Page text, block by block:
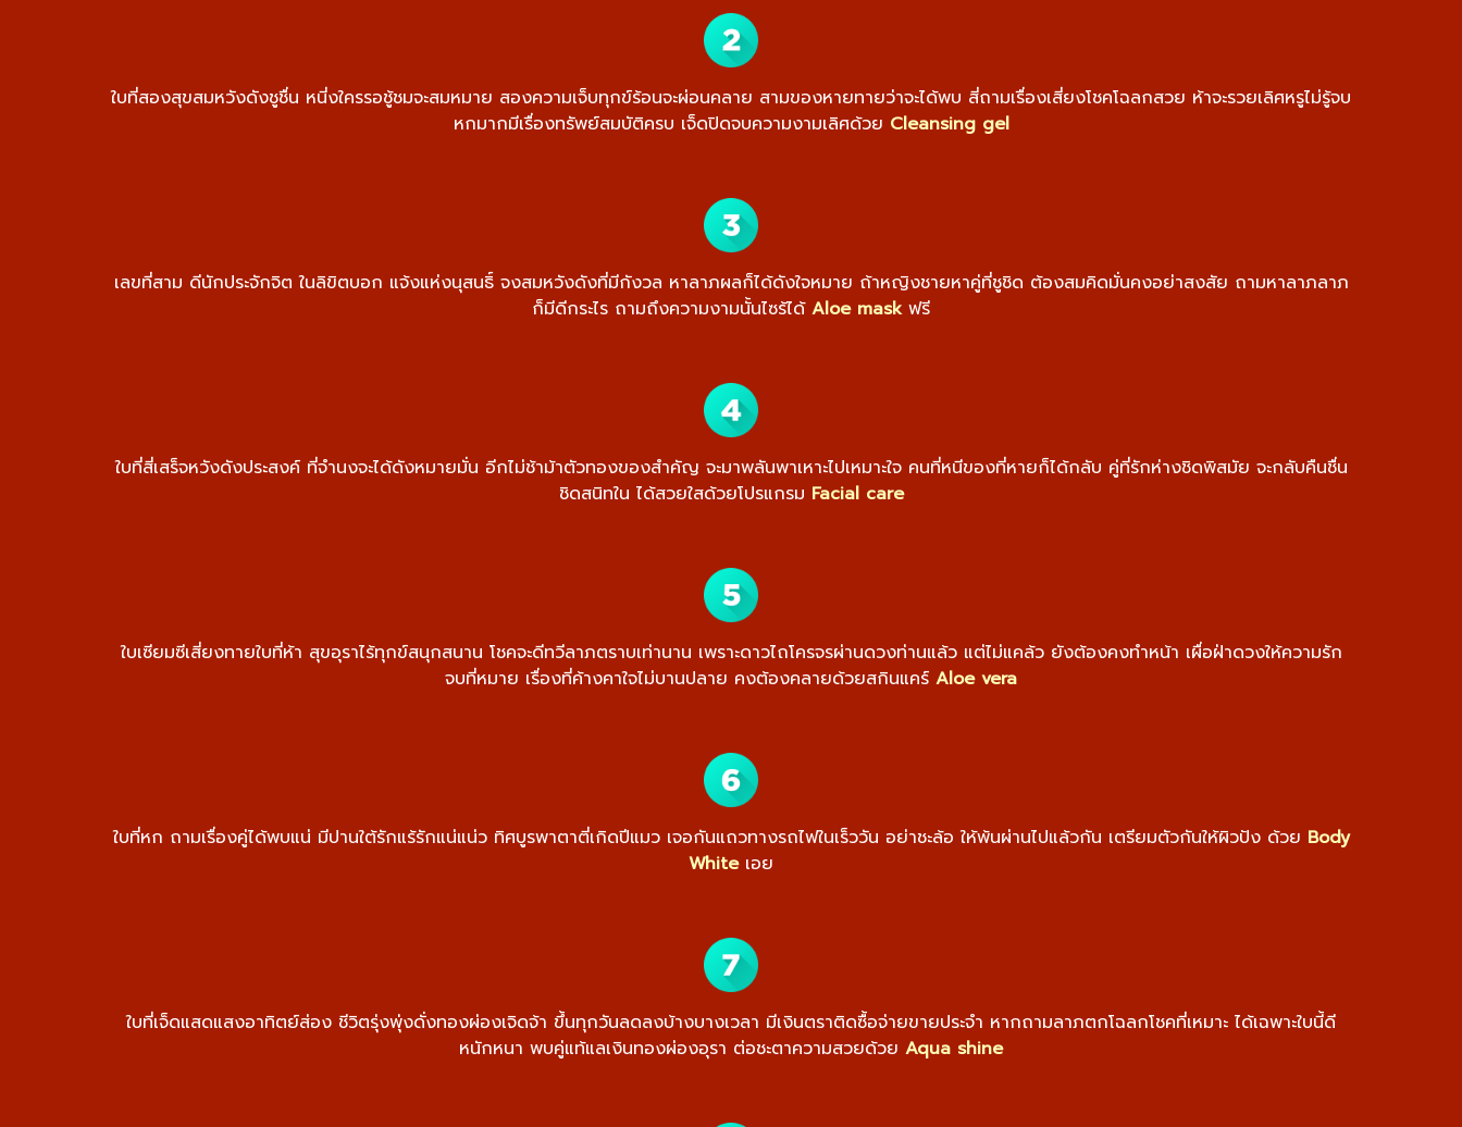
ใบที่สองสุขสมหวังดังชูชื่น หนี่งใครรอชู้ชมจะสมหมาย สองความเจ็บทุกข์ร้อนจะผ่อนคลาย สามของหายทายว่าจะได้พบ สี่ถามเรื่องเสี่ยงโชคโฉลกสวย ห้าจะรวยเลิศหรูไม่รู้จบ
หกมากมีเรื่องทรัพย์สมบัติครบ เจ็ดปิดจบความงามเลิศด้วย Cleansing gel
เลขที่สาม ดีนักประจักจิต ในลิขิตบอก แจ้งแห่งนุสนธิ์ จงสมหวังดังที่มีกังวล หาลาภผลก็ได้ดังใจหมาย ถ้าหญิงชายหาคู่ที่ชูชิด ต้องสมคิดมั่นคงอย่าสงสัย ถามหาลาภลาภ
ก็มีดีกระไร ถามถึงความงามนั้นไซร้ได้ Aloe maskฟรี
ใบที่สี่เสร็จหวังดังประสงค์ ที่จำนงจะได้ดังหมายมั่น อีกไม่ช้าม้าตัวทองของสำคัญ จะมาพลันพาเหาะไปเหมาะใจ คนที่หนีของที่หายก็ได้กลับ คู่ที่รักห่างชิดพิสมัย จะกลับคืนชื่น
ชิดสนิทใน ได้สวยใสด้วยโปรแกรม Facial care
ใบเซียมซีเสี่ยงทายใบที่ห้า สุขอุราไร้ทุกข์สนุกสนาน โชคจะดีทวีลาภตราบเท่านาน เพราะดาวไถโครจรผ่านดวงท่านแล้ว แต่ไม่แคล้ว ยังต้องคงทำหน้า เผื่อฝ่าดวงให้ความรัก
จบที่หมาย เรื่องที่ค้างคาใจไม่บานปลาย คงต้องคลายด้วยสกินแคร์ Aloe vera
ใบที่หก ถามเรื่องคู่ได้พบแน่ มีปานใต้รักแร้รักแน่แน่ว ทิศบูรพาตาตี่เกิดปีแมว เจอกันแถวทางรถไฟในเร็ววัน อย่าชะล้อ ให้พ้นผ่านไปแล้วกัน เตรียมตัวกันให้ผิวปัง ด้วย Body
White เอย
ใบที่เจ็ดแสดแสงอาทิตย์ส่อง ชีวิตรุ่งพุ่งดั่งทองผ่องเจิดจ้า ขึ้นทุกวันลดลงบ้างบางเวลา มีเงินตราติดซื้อจ่ายขายประจำ หากถามลาภตกโฉลกโชคที่เหมาะ ได้เฉพาะใบนี้ดี
หนักหนา พบคู่แท้แลเงินทองผ่องอุรา ต่อชะตาความสวยด้วย Aqua shine